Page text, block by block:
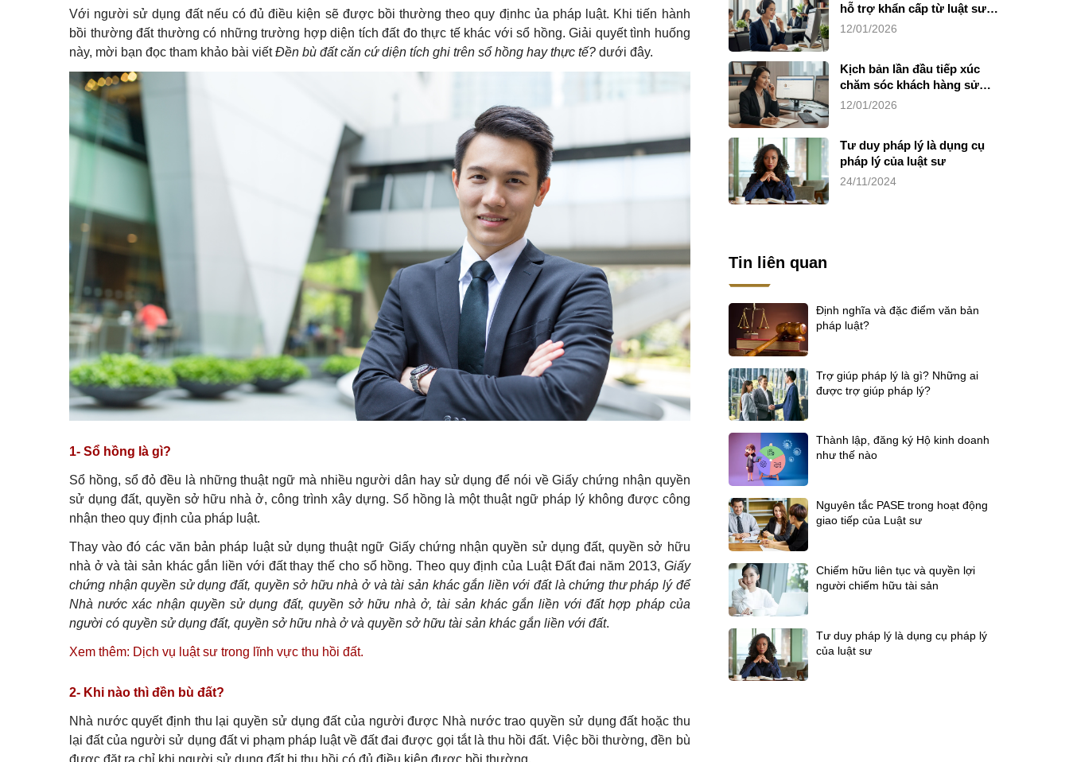
Với người sử dụng đất nếu có đủ điều kiện sẽ được bồi thường theo quy địnhc ủa pháp luật. Khi tiến hành
bồi thường đất thường có những trường hợp diện tích đất đo thực tế khác với sổ hồng. Giải quyết tình huống
này, mời bạn đọc tham khảo bài viếtĐền bù đất căn cứ diện tích ghi trên sổ hồng hay thực tế? dưới đây.
1- Sổ hồng là gì?
Sổ hồng, sổ đỏ đều là những thuật ngữ mà nhiều người dân hay sử dụng để nói về Giấy chứng nhận quyền
sử dụng đất, quyền sở hữu nhà ở, công trình xây dựng. Sổ hồng là một thuật ngữ pháp lý không được công
nhận theo quy định của pháp luật.
Thay vào đó các văn bản pháp luật sử dụng thuật ngữ Giấy chứng nhận quyền sử dụng đất, quyền sở hữu
nhà ở và tài sản khác gắn liền với đất thay thế cho sổ hồng. Theo quy định của Luật Đất đai năm 2013, Giấy
chứng nhận quyền sử dụng đất, quyền sở hữu nhà ở và tài sản khác gắn liền với đất là chứng thư pháp lý để
Nhà nước xác nhận quyền sử dụng đất, quyền sở hữu nhà ở, tài sản khác gắn liền với đất hợp pháp của
người có quyền sử dụng đất, quyền sở hữu nhà ở và quyền sở hữu tài sản khác gắn liền với đất.
Xem thêm: Dịch vụ luật sư trong lĩnh vực thu hồi đất.
2- Khi nào thì đền bù đất?
Nhà nước quyết định thu lại quyền sử dụng đất của người được Nhà nước trao quyền sử dụng đất hoặc thu
lại đất của người sử dụng đất vi phạm pháp luật về đất đai được gọi tắt là thu hồi đất. Việc bồi thường, đền bù
được đặt ra chỉ khi người sử dụng đất bị thu hồi có đủ điều kiện được bồi thường.
hỗ trợ khẩn cấp từ luật sư
riêng
12/01/2026
Kịch bản lần đầu tiếp xúc
chăm sóc khách hàng sử
dụng dịch vụ luật sư riêng
12/01/2026
Tư duy pháp lý là dụng cụ
pháp lý của luật sư
24/11/2024
Tin liên quan
Định nghĩa và đặc điểm văn bản
pháp luật?
Trợ giúp pháp lý là gì? Những ai
được trợ giúp pháp lý?
Thành lập, đăng ký Hộ kinh doanh
như thế nào
Nguyên tắc PASE trong hoạt động
giao tiếp của Luật sư
Chiếm hữu liên tục và quyền lợi
người chiếm hữu tài sản
Tư duy pháp lý là dụng cụ pháp lý
của luật sư